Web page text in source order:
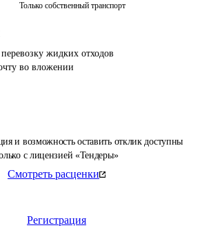
и возможность оставить отклик доступны
с лицензией «Тендеры»
Смотреть расценки
Регистрация
Только собственный транспорт
жидких отходов
во вложении